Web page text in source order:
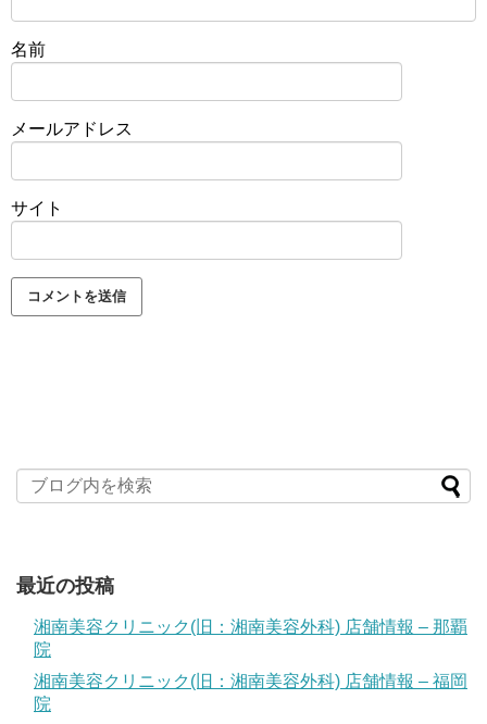
名前
メールアドレス
サイト
最近の投稿
湘南美容クリニック(旧：湘南美容外科) 店舗情報 – 那覇
院
湘南美容クリニック(旧：湘南美容外科) 店舗情報 – 福岡
院